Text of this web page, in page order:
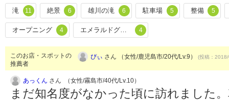
滝 11 絶景 6 雄川の滝 6 駐車場 5 整備 5
オープニング 4 エメラルドグリーン 4
このお店・スポットの
推薦者
ぴぃ さん （女性/鹿児島市/20代/Lv.9） (投稿：
あっくん さん （女性/霧島市/40代/Lv.10）
まだ知名度がなかった頃に訪れました